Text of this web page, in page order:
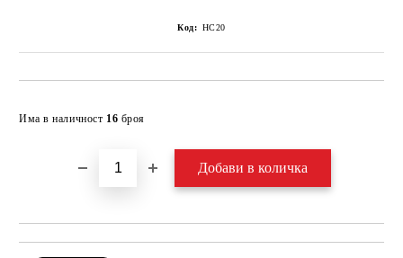
Код: HC20
Има в наличност 16 броя